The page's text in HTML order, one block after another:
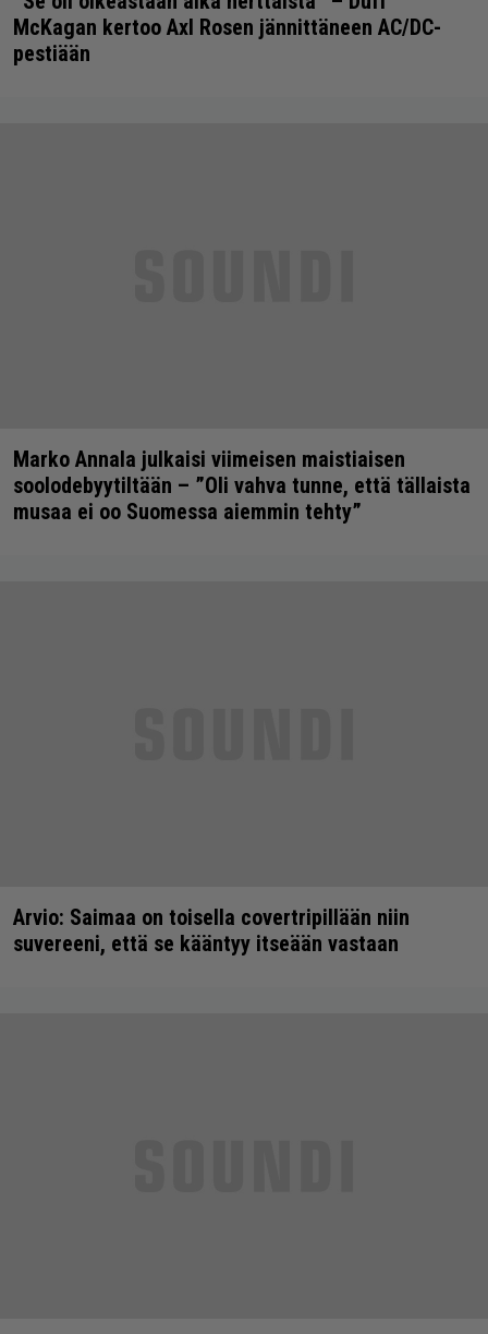
McKagan kertoo Axl Rosen jännittäneen AC/DC-
pestiään
Marko Annala julkaisi viimeisen maistiaisen
soolodebyytiltään – ”Oli vahva tunne, että tällaista
musaa ei oo Suomessa aiemmin tehty”
Arvio: Saimaa on toisella covertripillään niin
suvereeni, että se kääntyy itseään vastaan